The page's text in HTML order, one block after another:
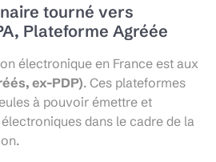
tourné vers
Plateforme Agréée
électronique en France est aux
ex-PDP). Ces plateformes
à pouvoir émettre et
dans le cadre de la